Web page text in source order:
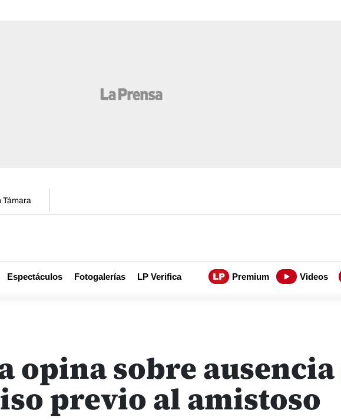
Támara
Espectáculos Fotogalerías LP Verifica Premium Videos
opina sobre ausencia
previo al amistoso